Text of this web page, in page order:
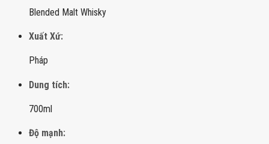
Blended Malt Whisky
Xuất Xứ:
Pháp
Dung tích:
700ml
Độ mạnh: